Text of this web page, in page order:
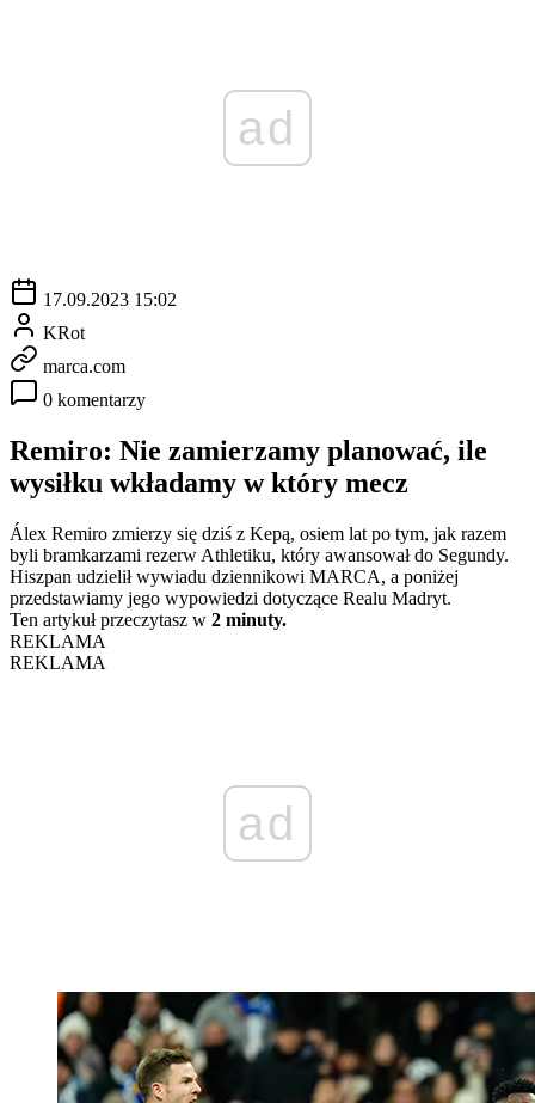
ad
17.09.2023 15:02
KRot
marca.com
0 komentarzy
Remiro: Nie zamierzamy planować, ile
wysiłku wkładamy w który mecz
Álex Remiro zmierzy się dziś z Kepą, osiem lat po tym, jak razem
byli bramkarzami rezerw Athletiku, który awansował do Segundy.
Hiszpan udzielił wywiadu dziennikowi MARCA, a poniżej
przedstawiamy jego wypowiedzi dotyczące Realu Madryt.
Ten artykuł przeczytasz w 2 minuty.
REKLAMA
REKLAMA
ad